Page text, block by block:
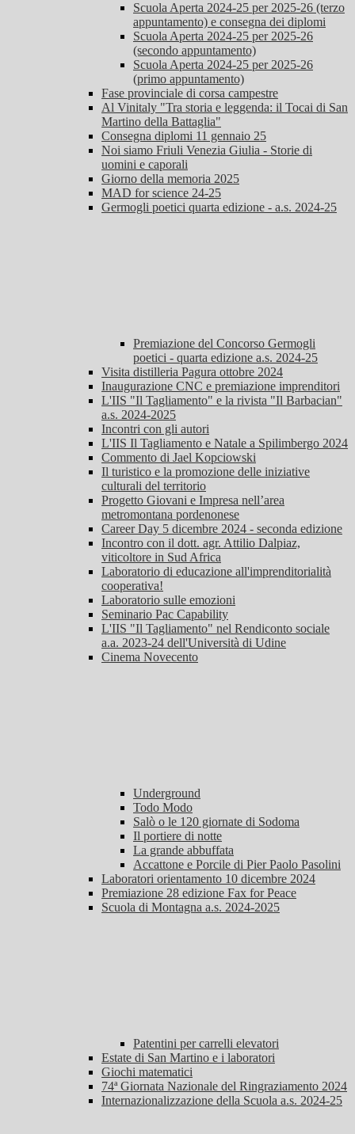
Scuola Aperta 2024-25 per 2025-26 (terzo
appuntamento) e consegna dei diplomi
Scuola Aperta 2024-25 per 2025-26
(secondo appuntamento)
Scuola Aperta 2024-25 per 2025-26
(primo appuntamento)
Fase provinciale di corsa campestre
Al Vinitaly "Tra storia e leggenda: il Tocai di San
Martino della Battaglia"
Consegna diplomi 11 gennaio 25
Noi siamo Friuli Venezia Giulia - Storie di
uomini e caporali
Giorno della memoria 2025
MAD for science 24-25
Germogli poetici quarta edizione - a.s. 2024-25
Premiazione del Concorso Germogli
poetici - quarta edizione a.s. 2024-25
Visita distilleria Pagura ottobre 2024
Inaugurazione CNC e premiazione imprenditori
L'IIS "Il Tagliamento" e la rivista "Il Barbacian"
a.s. 2024-2025
Incontri con gli autori
L'IIS Il Tagliamento e Natale a Spilimbergo 2024
Commento di Jael Kopciowski
Il turistico e la promozione delle iniziative
culturali del territorio
Progetto Giovani e Impresa nell’area
metromontana pordenonese
Career Day 5 dicembre 2024 - seconda edizione
Incontro con il dott. agr. Attilio Dalpiaz,
viticoltore in Sud Africa
Laboratorio di educazione all'imprenditorialità
cooperativa!
Laboratorio sulle emozioni
Seminario Pac Capability
L'IIS "Il Tagliamento" nel Rendiconto sociale
a.a. 2023-24 dell'Università di Udine
Cinema Novecento
Underground
Todo Modo
Salò o le 120 giornate di Sodoma
Il portiere di notte
La grande abbuffata
Accattone e Porcile di Pier Paolo Pasolini
Laboratori orientamento 10 dicembre 2024
Premiazione 28 edizione Fax for Peace
Scuola di Montagna a.s. 2024-2025
Patentini per carrelli elevatori
Estate di San Martino e i laboratori
Giochi matematici
74ª Giornata Nazionale del Ringraziamento 2024
Internazionalizzazione della Scuola a.s. 2024-25